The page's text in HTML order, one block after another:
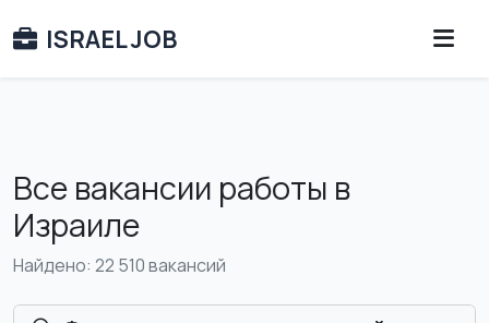
ISRAEL JOB
Все вакансии работы в
Израиле
Найдено: 22 510 вакансий